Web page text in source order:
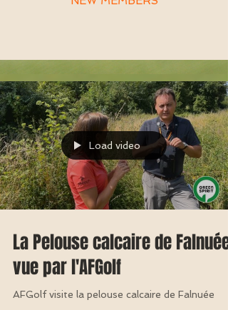
Load video
La Pelouse calcaire de Falnuée
vue par l'AFGolf
AFGolf visite la pelouse calcaire de Falnuée